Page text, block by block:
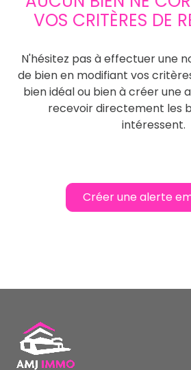
VOS CRITÈRES DE
N'hésitez pas à effectuer une
de bien en modifiant vos
bien idéal ou bien à créer une
recevoir directement les
intéressent.
Créer une alerte